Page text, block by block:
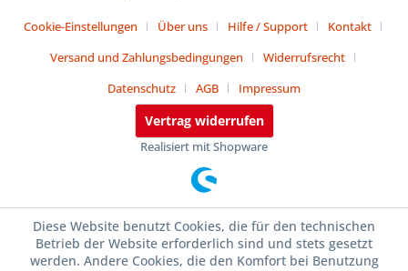
Cookie-Einstellungen Über uns Hilfe / Support
Kontakt
Versand und Zahlungsbedingungen
Widerrufsrecht
Datenschutz
AGB Impressum
Vertrag widerrufen
Realisiert mit Shopware
Diese Website benutzt Cookies, die für den technischen
Betrieb der Website erforderlich sind und stets gesetzt
werden. Andere Cookies, die den Komfort bei Benutzung